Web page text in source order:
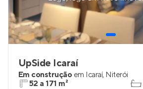
UpSide Icaraí
Em construção em Icaraí, Niterói
52 a 171 m²